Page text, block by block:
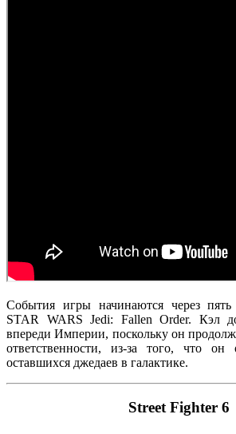
События игры начинаются через
STAR WARS Jedi: Fallen Order. Кэл
впереди Империи, поскольку он
ответственности, из-за того, что
оставшихся джедаев в галактике.
Street Fighter 6